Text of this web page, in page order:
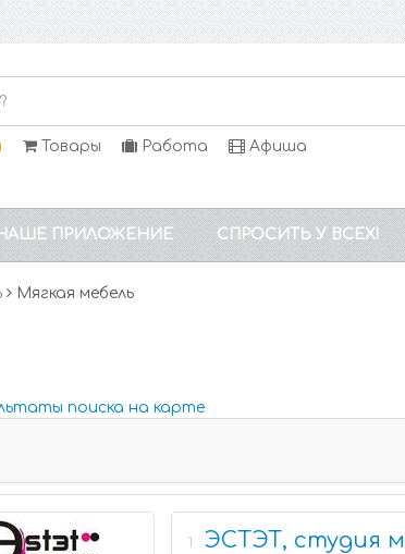
Товары Работа Афиша
ПРИЛОЖЕНИЕ СПРОСИТЬ У ВСЕХ!
Мягкая мебель
поиска на карте
1 ЭСТЭТ, студия